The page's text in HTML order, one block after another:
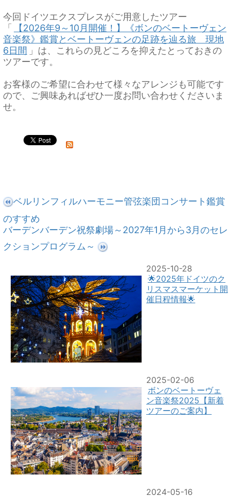
今回ドイツエクスプレスがご用意したツアー
「
【2026年9～10月開催！】《ボンのベートーヴェン
音楽祭》鑑賞とベートーヴェンの足跡を辿る旅 現地
6日間 」は、これらの見どころを抑えたとっておきの
ツアーです。
お客様のご希望に合わせて様々なアレンジも可能です
ので、ご興味あればぜひ一度お問い合わせくださいま
せ。
ベルリンフィルハーモニー管弦楽団コンサート鑑賞
のすすめ
バーデンバーデン祝祭劇場～2027年1月から3月のセレ
クションプログラム～
2025-10-28
🌟2025年ドイツのク
リスマスマーケット開
催日程情報🌟
2025-02-06
ボンのベートーヴェ
ン音楽祭2025【新着
ツアーのご案内】
2024-05-16